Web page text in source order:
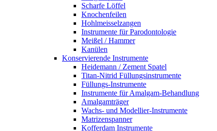
Scharfe Löffel
Knochenfeilen
Hohlmeisselzangen
Instrumente für Parodontologie
Meißel / Hammer
Kanülen
Konservierende Instrumente
Heidemann / Zement Spatel
Titan-Nitrid Füllungsinstrumente
Füllungs-Instrumente
Instrumente für Amalgam-Behandlung
Amalgamträger
Wachs- und Modellier-Instrumente
Matrizenspanner
Kofferdam Instrumente